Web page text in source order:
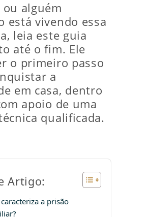
ou alguém
está vivendo essa
leia este guia
até o fim. Ele
o primeiro passo
a
em casa, dentro
apoio de uma
qualificada.
Artigo:
a prisão